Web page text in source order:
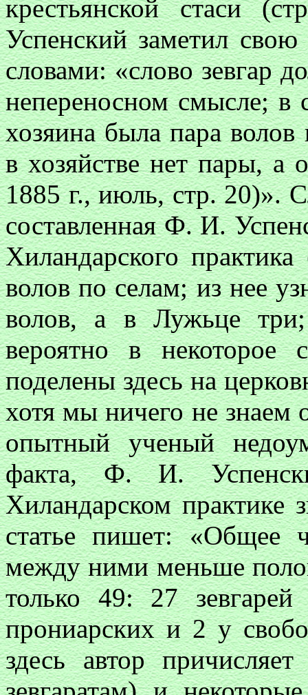
крестьянской стаси
Успенский заметил
словами: «слово зевгар
непереносном смысле; в
хозяина была пара волов
в хозяйстве нет пары,
1885 г., июль, стр. 20)».
составленная Ф. И.
Хиландарского
волов по селам; из нее
волов, а в Лужьце
вероятно в
поделены здесь на
хотя мы ничего не знаем
опытный ученый
факта, Ф. И.
Хиландарском практике
статье пишет: «Общее
между ними меньше
только 49: 27
прониарских и 2 у
здесь автор